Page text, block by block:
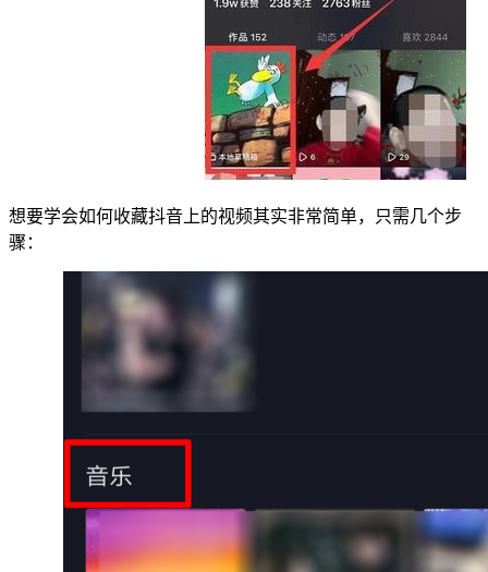
想要学会如何收藏抖音上的视频其实非常简单，只需几个步
骤：